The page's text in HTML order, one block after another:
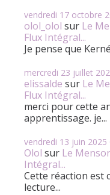
vendredi 17 octobre
olol_olol sur Le
Flux Intégral...
Je pense que
mercredi 23 juillet
elissalde sur Le
Flux Intégral...
merci pour cette
apprentissage. je...
vendredi 13 juin 2025
Olol sur Le
Intégral...
Cette réaction est
lecture...